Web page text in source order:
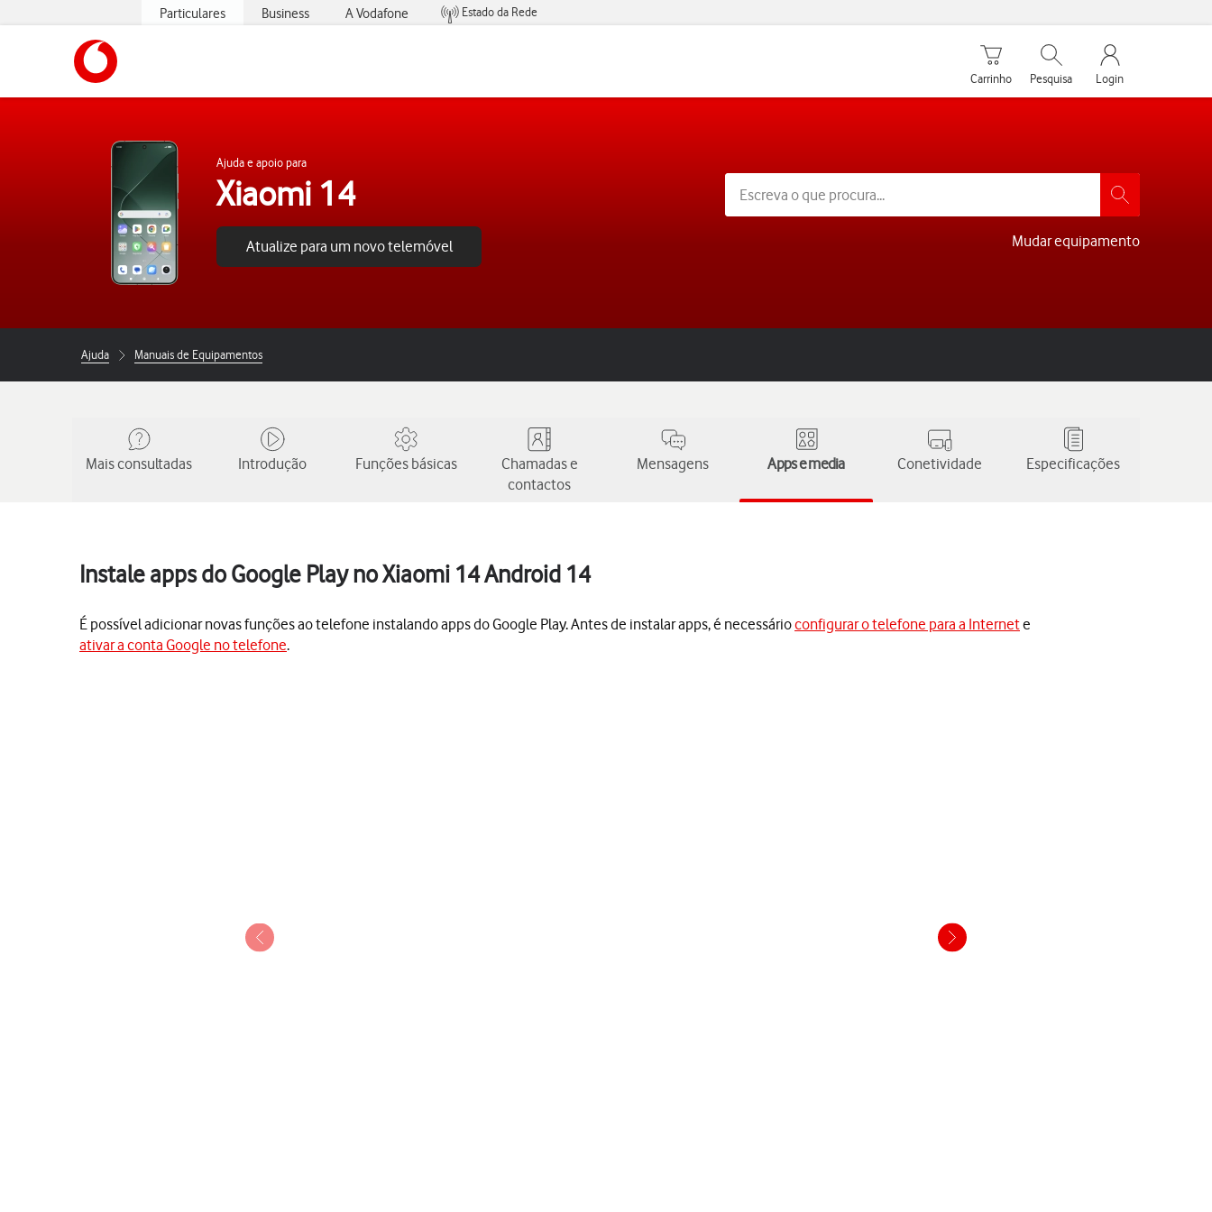
Particulares Business A Vodafone
Estado da Rede
Carrinho de compras
Carrinho
Pesquisar
Pesquisa
My Vodafone
Login
Ajuda e apoio para
Xiaomi 14
Atualize para um novo telemóvel Mudar equipamento
Ajuda Manuais de Equipamentos
Mais consultadas Introdução Funções básicas
Chamadas e
contactos
Mensagens Apps e media Conetividade Especificações
Instale apps do Google Play no Xiaomi 14 Android 14
É possível adicionar novas funções ao telefone instalando apps do Google Play. Antes de instalar apps, é necessárioconfigurar o telefone para a Internete
ativar a conta Google no telefone.